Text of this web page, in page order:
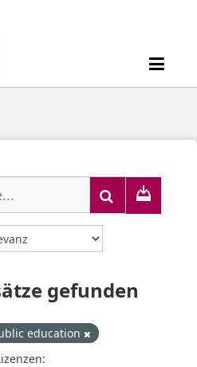
gefunden
education